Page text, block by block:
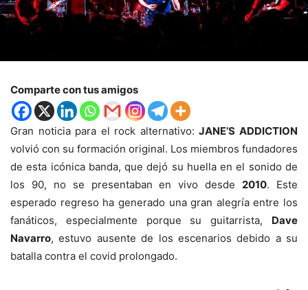
Comparte con tus amigos
Gran noticia para el rock alternativo:JANE’S ADDICTION
volvió con su formación original. Los miembros fundadores
de esta icónica banda, que dejó su huella en el sonido de
los 90, no se presentaban en vivo desde2010. Este
esperado regreso ha generado una gran alegría entre los
fanáticos, especialmente porque su guitarrista, Dave
Navarro, estuvo ausente de los escenarios debido a su
batalla contra el covid prolongado.